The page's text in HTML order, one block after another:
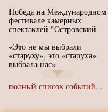
Победа на Международном
фестивале камерных
спектаклей "Островский
«Это не мы выбрали
«старуху», это «старуха»
выбрала нас»
Иммерсивный спектакль
"Язык чистого полета
полный список событий...